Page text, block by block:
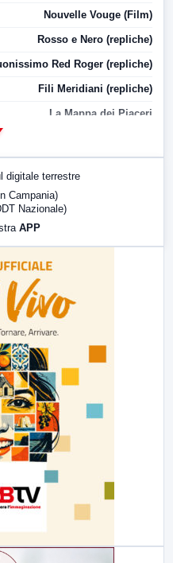
Nouvelle Vouge (Film)
Rosso e Nero (repliche)
Red Roger (repliche)
Fili Meridiani (repliche)
La Mappa dei Piaceri
digitale terrestre
Campania)
Nazionale)
APP